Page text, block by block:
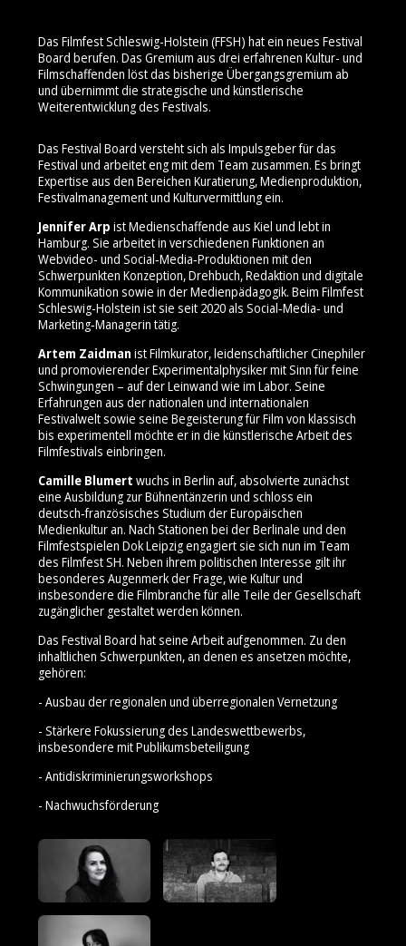
Das Filmfest Schleswig-Holstein (FFSH) hat ein neues Festival
Board berufen. Das Gremium aus drei erfahrenen Kultur- und
Filmschaffenden löst das bisherige Übergangsgremium ab
und übernimmt die strategische und künstlerische
Weiterentwicklung des Festivals.
Das Festival Board versteht sich als Impulsgeber für das
Festival und arbeitet eng mit dem Team zusammen. Es bringt
Expertise aus den Bereichen Kuratierung, Medienproduktion,
Festivalmanagement und Kulturvermittlung ein.
Jennifer Arp ist Medienschaffende aus Kiel und lebt in
Hamburg. Sie arbeitet in verschiedenen Funktionen an
Webvideo- und Social‑Media‑Produktionen mit den
Schwerpunkten Konzeption, Drehbuch, Redaktion und digitale
Kommunikation sowie in der Medienpädagogik. Beim Filmfest
Schleswig-Holstein ist sie seit 2020 als Social‑Media‑ und
Marketing‑Managerin tätig.
Artem Zaidman ist Filmkurator, leidenschaftlicher Cinephiler
und promovierender Experimentalphysiker mit Sinn für feine
Schwingungen – auf der Leinwand wie im Labor. Seine
Erfahrungen aus der nationalen und internationalen
Festivalwelt sowie seine Begeisterung für Film von klassisch
bis experimentell möchte er in die künstlerische Arbeit des
Filmfestivals einbringen.
Camille Blumert wuchs in Berlin auf, absolvierte zunächst
eine Ausbildung zur Bühnentänzerin und schloss ein
deutsch‑französisches Studium der Europäischen
Medienkultur an. Nach Stationen bei der Berlinale und den
Filmfestspielen Dok Leipzig engagiert sie sich nun im Team
des Filmfest SH. Neben ihrem politischen Interesse gilt ihr
besonderes Augenmerk der Frage, wie Kultur und
insbesondere die Filmbranche für alle Teile der Gesellschaft
zugänglicher gestaltet werden können.
Das Festival Board hat seine Arbeit aufgenommen. Zu den
inhaltlichen Schwerpunkten, an denen es ansetzen möchte,
gehören:
- Ausbau der regionalen und überregionalen Vernetzung
- Stärkere Fokussierung des Landeswettbewerbs,
insbesondere mit Publikumsbeteiligung
- Antidiskriminierungsworkshops
- Nachwuchsförderung